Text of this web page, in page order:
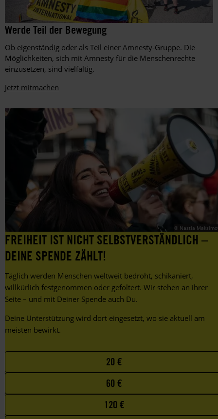
Amnesty-
Mitglieder
setzen
beim
EM-
Spiel
Ungarn
im
Diskriminierung
LGBTIQ+.
©
Amnesty
Foto:
Matthias
Balk
Werde Teil der Bewegung
Ob eigenständig oder als Teil einer Amnesty-Gruppe. Die
Möglichkeiten, sich mit Amnesty für die Menschenrechte
einzusetzen, sind vielfältig.
Jetzt mitmachen
© Nastia
FREIHEIT IST NICHT SELBSTVERSTÄNDLICH –
DEINE SPENDE ZÄHLT!
Täglich werden Menschen weltweit bedroht, schikaniert,
willkürlich festgenommen oder gefoltert. Wir stehen an ihrer
Seite – und mit Deiner Spende auch Du.
Deine Unterstützung wird dort eingesetzt, wo sie aktuell am
meisten bewirkt.
your
favorite
20 €
60 €
120 €